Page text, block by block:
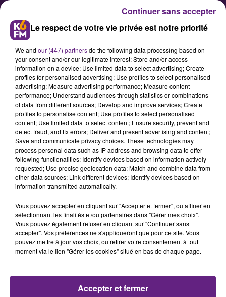
Ils sont de retour en Côte d’Or
Les huit sapeurs-pompiers de Côte
d’Or partis la semaine dernière
dans le Var sont rentrés ce
mercredi.
Publié : 26 août 2021 à 12h47 par Fabrice Aubry
Le respect de votre vie privée est notre priorité
We and our (447) partnersdo the following data processing based on
your consent and/or our legitimate interest: Store and/or access
information on a device; Use limited data to select advertising; Create
profiles for personalised advertising; Use profiles to select personalised
advertising; Measure advertising performance; Measure content
performance; Understand audiences through statistics or combinations
of data from different sources; Develop and improve services; Create
profiles to personalise content; Use profiles to select personalised
content; Use limited data to select content; Ensure security, prevent and
detect fraud, and fix errors; Deliver and present advertising and content;
Save and communicate privacy choices. These technologies may
process personal data such as IP address and browsing data to offer
following functionalities: Identify devices based on information actively
requested; Use precise geolocation data; Match and combine data from
other data sources; Link different devices; Identify devices based on
information transmitted automatically.
Vous pouvez accepter en cliquant sur "Accepter et fermer", ou affiner en
sélectionnant les finalités et/ou partenaires dans "Gérer mes choix".
Vous pouvez également refuser en cliquant sur "Continuer sans
accepter". Vos préférences ne s'appliqueront que pour ce site. Vous
pouvez mettre à jour vos choix, ou retirer votre consentement à tout
moment via le lien "Gérer les cookies" situé en bas de chaque page.
Accepter et fermer
Continuer sans accepter